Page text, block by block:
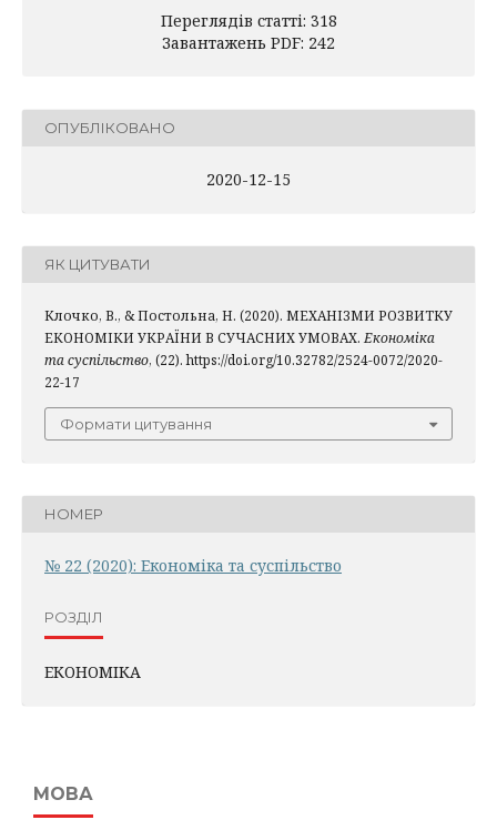
Переглядів статті: 318
Завантажень PDF: 242
ОПУБЛІКОВАНО
2020-12-15
ЯК ЦИТУВАТИ
Клочко, В., & Постольна, Н. (2020). МЕХАНІЗМИ РОЗВИТКУ
ЕКОНОМІКИ УКРАЇНИ В СУЧАСНИХ УМОВАХ. Економіка
та суспільство, (22). https://doi.org/10.32782/2524-0072/2020-
22-17
Формати цитування
НОМЕР
№ 22 (2020): Економіка та суспільство
РОЗДІЛ
ЕКОНОМІКА
МОВА